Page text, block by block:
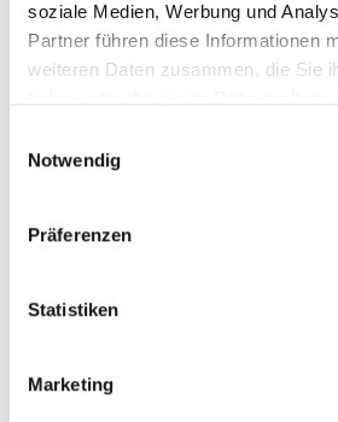
soziale Medien, Werbung und
Partner führen diese Informationen
weiteren Daten zusammen, die Sie
Notwendig
Präferenzen
Statistiken
Marketing
Einbau von Dachfenstern
Dachstuhlsanierung